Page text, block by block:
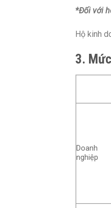
*Đối với
Hộ kinh
3.
Doanh
nghiệp